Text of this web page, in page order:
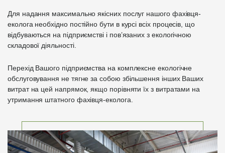
Для надання максимально якісних послуг нашого фахівця-
еколога необхідно постійно бути в курсі всіх процесів, що
відбуваються на підприємстві і пов’язаних з екологічною
складової діяльності.
Перехід Вашого підприємства на комплексне екологічне
обслуговування не тягне за собою збільшення інших Ваших
витрат на цей напрямок, якщо порівняти їх з витратами на
утримання штатного фахівця-еколога.